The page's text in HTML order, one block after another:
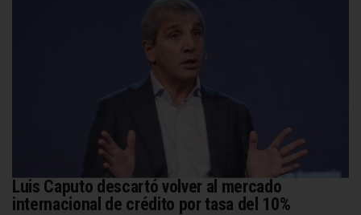
Luis Caputo descartó volver al mercado
internacional de crédito por tasa del 10%